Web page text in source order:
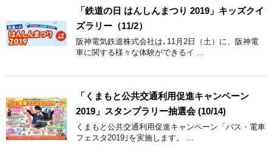
「鉄道の日 はんしんまつり 2019」キッズクイ
ズラリー（11/2）
阪神電気鉄道株式会社は､11月2日（土）に、阪神電
車に関する様々な体験ができるイ ...
「くまもと公共交通利用促進キャンペーン
2019」スタンプラリー抽選会 (10/14)
くまもと公共交通利用促進キャンペーン「バス・電車
フェスタ2019｣を実施します。 ...